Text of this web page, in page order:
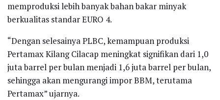
memproduksi lebih banyak bahan bakar minyak
berkualitas standar EURO 4.
“Dengan selesainya PLBC, kemampuan produksi
Pertamax Kilang Cilacap meningkat signifikan dari 1,0
juta barrel per bulan menjadi 1,6 juta barrel per bulan,
sehingga akan mengurangi impor BBM, terutama
Pertamax” ujarnya.